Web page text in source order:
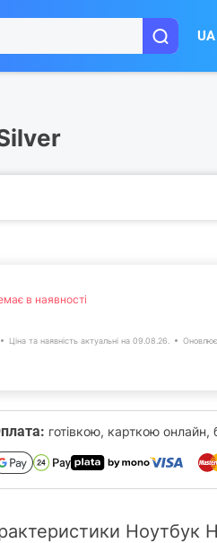
UA
в наявності
Ціна та наявність актуальні на 09.08.26.
готівкою, карткою онлайн,
Ноутбук